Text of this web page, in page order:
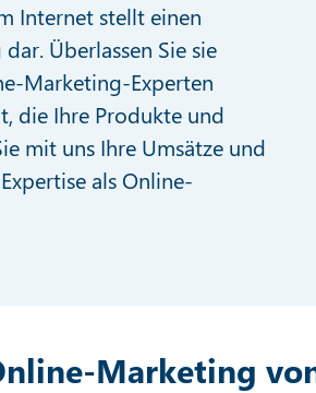
Internet stellt einen
Überlassen Sie sie
Marketing-Experten
die Ihre Produkte und
mit uns Ihre Umsätze und
als Online-
Marketing